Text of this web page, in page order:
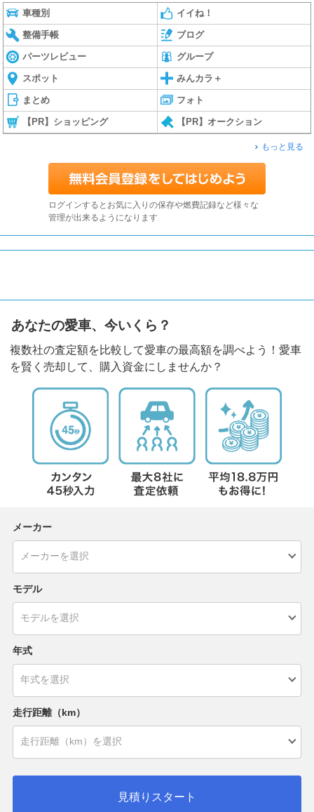
車種別 イイね！
整備手帳 ブログ
パーツレビュー グループ
スポット みんカラ＋
まとめ フォト
【PR】ショッピング 【PR】オークション
もっと見る
ログインするとお気に入りの保存や燃費記録など様々な
管理が出来るようになります
あなたの愛車、今いくら？
複数社の査定額を比較して愛車の最高額を調べよう！愛車
を賢く売却して、購入資金にしませんか？
メーカー
モデル
年式
走行距離（km）
見積りスタート